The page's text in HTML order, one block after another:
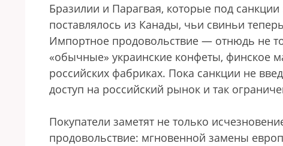
Бразилии и Парагвая, которые под
поставлялось из Канады, чьи свиньи
Импортное продовольствие — отнюдь не
«обычные» украинские конфеты, финское
российских фабриках. Пока санкции не
доступ на российский рынок и так
Покупатели заметят не только
продовольствие: мгновенной замены